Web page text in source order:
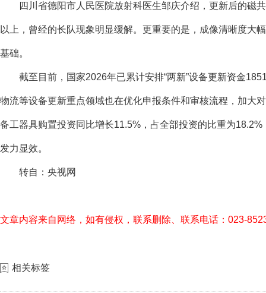
四川省德阳市人民医院放射科医生邹庆介绍，更新后的磁
以上，曾经的长队现象明显缓解。更重要的是，成像清晰度大
基础。
截至目前，国家2026年已累计安排“两新”设备更新资金
物流等设备更新重点领域也在优化申报条件和审核流程，加大
备工器具购置投资同比增长11.5%，占全部投资的比重为
发力显效。
转自：央视网
文章内容来自网络，如有侵权，联系删除、联系电话：023-
相关标签